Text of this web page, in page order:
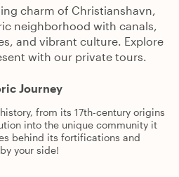
charm of Christianshavn,
neighborhood with canals,
and vibrant culture. Explore
with our private tours.
Journey
from its 17th-century origins
into the unique community it
behind its fortifications and
your side!